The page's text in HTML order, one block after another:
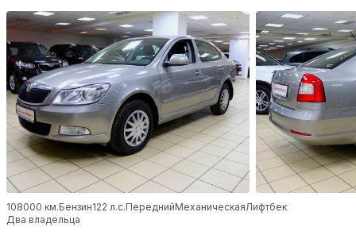
108000 км.Бензин122 л.с.ПереднийМеханическаяЛифтбек
Два владельца